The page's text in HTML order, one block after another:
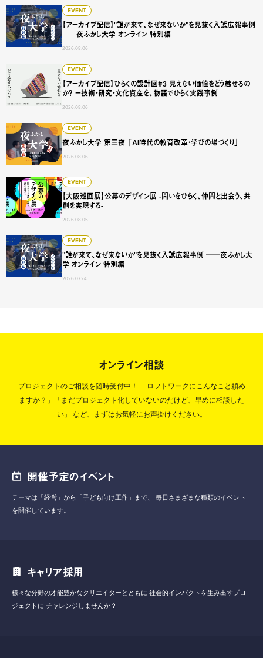
EVENT
【アーカイブ配信】"誰が来て、なぜ来ないか"を見抜く入試広報事例
──夜ふかし大学 オンライン 特別編
2026.08.06
【アーカイブ配信】"誰が来て、なぜ来ないか"を見抜く入
EVENT
【アーカイブ配信】ひらくの設計図#3 見えない価値をどう魅せるの
か？ ー技術・研究・文化資産を、物語でひらく実践事例
2026.08.06
【アーカイブ配信】ひらくの設計図#3 見えない価値をどう
EVENT
夜ふかし大学 第三夜 「AI時代の教育改革・学びの場づくり」
2026.08.06
夜ふかし大学 第三夜 「AI時代の教育改革・学びの場づくり」
EVENT
【大阪巡回展】公募のデザイン展 -問いをひらく、仲間と出会う、共
創を実現する-
2026.08.05
【大阪巡回展】公募のデザイン展 -問いをひらく、仲間と出
EVENT
"誰が来て、なぜ来ないか"を見抜く入試広報事例 ──夜ふかし大
学 オンライン 特別編
2026.07.24
"誰が来て、なぜ来ないか"を見抜く入試広報事例 ──夜ふか
オンライン相談
プロジェクトのご相談を随時受付中！
「ロフトワークにこんなこと頼め
ますか？」「まだプロジェクト化していないのだけど、早めに相談した
い」
など、まずはお気軽にお声掛けください。
開催予定のイベント
テーマは「経営」から「子ども向け工作」まで、
毎日さまざまな種類のイベント
を開催しています。
キャリア採用
様々な分野の才能豊かなクリエイターとともに 社会的インパクトを生み出すプロ
ジェクトに チャレンジしませんか？